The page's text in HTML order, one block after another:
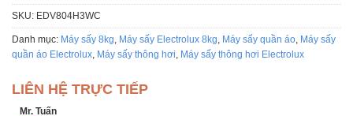
SKU: EDV804H3WC
Danh mục: Máy sấy 8kg Máy sấy Electrolux 8kg Máy sấy quần áo Máy sấy
quần áo Electrolux Máy sấy thông hơi Máy sấy thông hơi Electrolux
LIÊN HỆ TRỰC TIẾP
Mr. Tuấn